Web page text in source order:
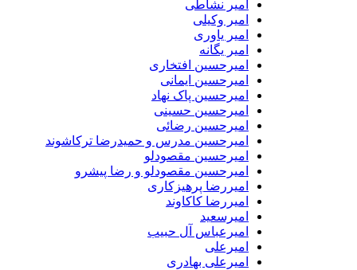
امیر نشاطی
امیر وکیلی
امیر یاوری
امیر یگانه
امیرحسین افتخاری
امیرحسین ایمانی
امیرحسین پاک نهاد
امیرحسین حسینی
امیرحسین رضائی
امیرحسین مدرس و حمیدرضا ترکاشوند
امیرحسین مقصودلو
امیرحسین مقصودلو و رضا پیشرو
امیررضا پرهیزکاری
امیررضا کاکاوند
امیرسعید
امیرعباس آل حبیب
امیرعلی
امیرعلی بهادری